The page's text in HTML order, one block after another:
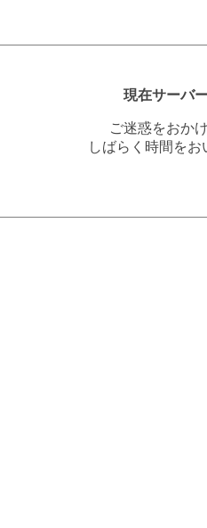
現在サーバ
ご迷惑をおか
しばらく時間を